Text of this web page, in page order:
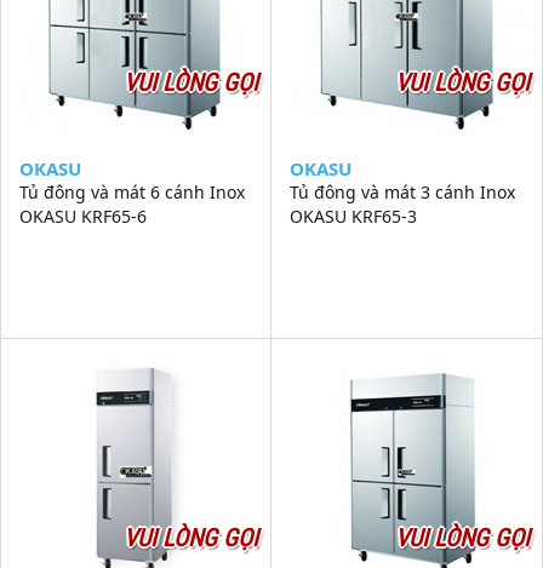
VUI LÒNG GỌI
OKASU
Tủ đông và mát 6 cánh Inox
OKASU KRF65-6
VUI LÒNG GỌI
OKASU
Tủ đông và mát 3 cánh Inox
OKASU KRF65-3
VUI LÒNG GỌI VUI LÒNG GỌI